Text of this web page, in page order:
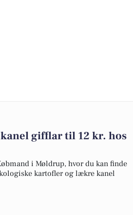
gifflar til 12 kr. hos
i Møldrup, hvor du kan finde
kartofler og lækre kanel